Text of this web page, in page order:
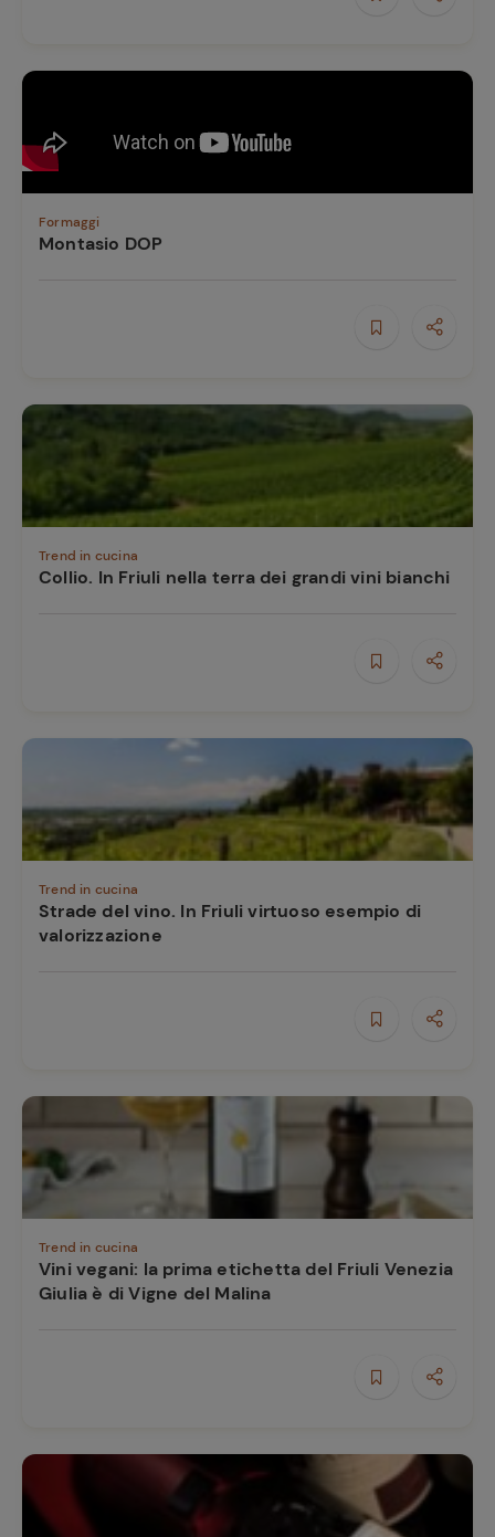
Formaggi
Montasio DOP
Trend in cucina
Collio. In Friuli nella terra dei grandi vini bianchi
Trend in cucina
Strade del vino. In Friuli virtuoso esempio di
valorizzazione
Trend in cucina
Vini vegani: la prima etichetta del Friuli Venezia
Giulia è di Vigne del Malina